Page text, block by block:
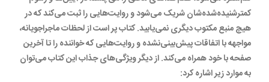
کمترشنیده‌شده‌شان شریک می‌شود و روایت‌هایی را ثبت می‌کند که در
هیچ منبع مکتوب دیگری نمی‌یابید. کتاب پر است از لحظات ماجراجویانه،
مواجهه با اتفاقات پیش‌بینی‌نشده و روایت‌هایی که خواننده را تا آخرین
صفحه با خود همراه می‌کند. از دیگر ویژگی‌های جذاب این کتاب می‌توان
به موارد زیر اشاره کرد: